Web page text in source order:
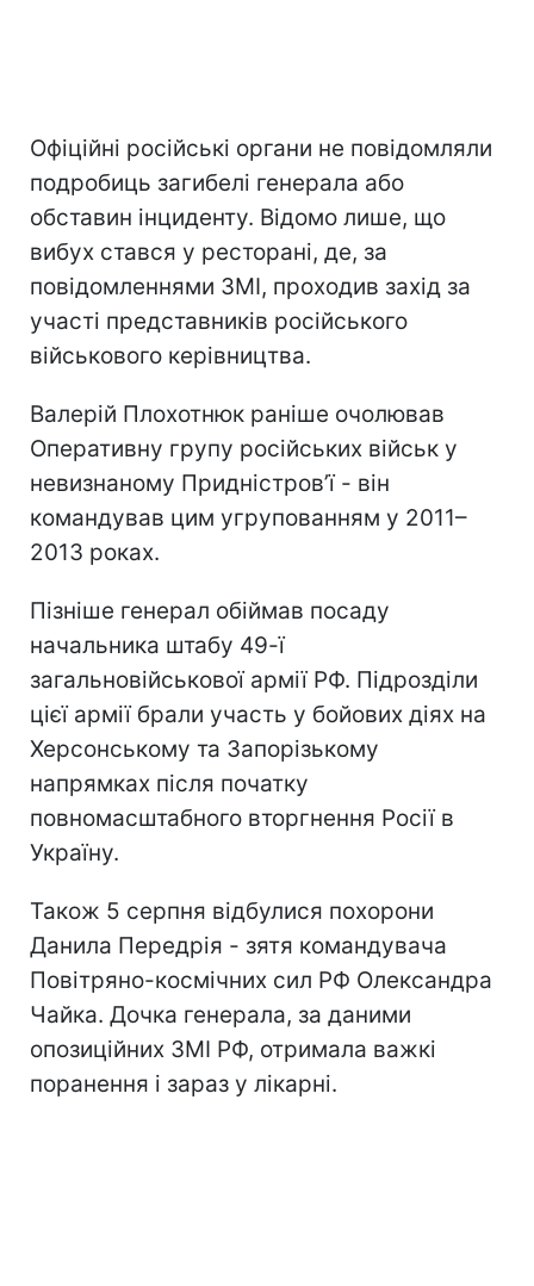
Офіційні російські органи не повідомляли
подробиць загибелі генерала або
обставин інциденту. Відомо лише, що
вибух стався у ресторані, де, за
повідомленнями ЗМІ, проходив захід за
участі представників російського
військового керівництва.
Валерій Плохотнюк раніше очолював
Оперативну групу російських військ у
невизнаному Придністров’ї - він
командував цим угрупованням у 2011–
2013 роках.
Пізніше генерал обіймав посаду
начальника штабу 49-ї
загальновійськової армії РФ. Підрозділи
цієї армії брали участь у бойових діях на
Херсонському та Запорізькому
напрямках після початку
повномасштабного вторгнення Росії в
Україну.
Також 5 серпня відбулися похорони
Данила Передрія - зятя командувача
Повітряно-космічних сил РФ Олександра
Чайка. Дочка генерала, за даними
опозиційних ЗМІ РФ, отримала важкі
поранення і зараз у лікарні.